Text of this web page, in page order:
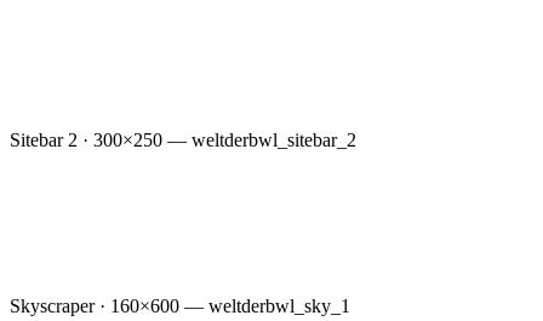
Sitebar 2 · 300×250 — weltderbwl_sitebar_2
Skyscraper · 160×600 — weltderbwl_sky_1